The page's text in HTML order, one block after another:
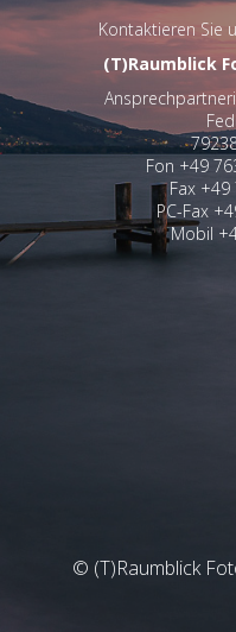
Kontaktieren Sie
(T)Raumblick
Fon +49
Fax
PC-Fax
Mobil
© (T)Raumblick